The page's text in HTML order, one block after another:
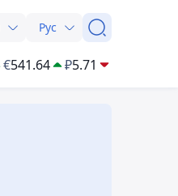
Рус
€541.64 ₽5.71